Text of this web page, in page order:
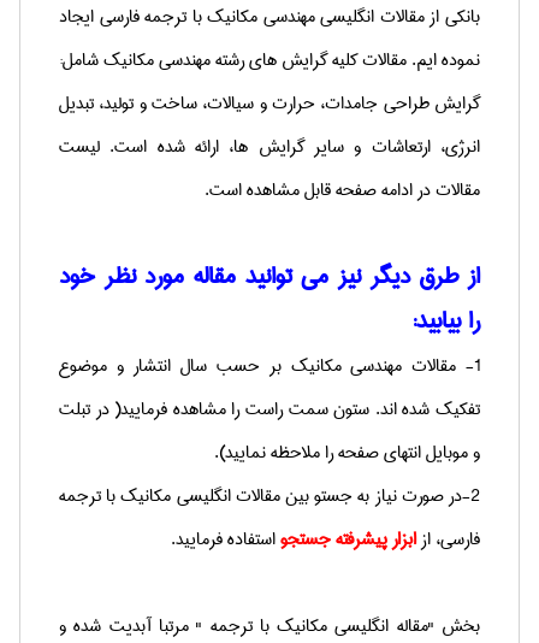
بانکی از مقالات انگلیسی مهندسی مکانیک با ترجمه فارسی ایجاد
نموده ایم. مقالات کلیه گرایش های رشته مهندسی مکانیک شامل:
گرایش طراحی جامدات، حرارت و سیالات، ساخت و تولید،تبدیل
انرژی، ارتعاشات و سایر گرایش ها، ارائه شده است. لیست
مقالات در ادامه صفحه قابل مشاهده است.
از طرق دیگر نیز می توانید مقاله مورد نظر خود
را بیابید:
1- مقالات مهندسی مکانیک بر حسب سال انتشار و موضوع
تفکیک شده اند. ستون سمت راست را مشاهده فرمایید( در تبلت
و موبایل انتهای صفحه را ملاحظه نمایید).
2-در صورت نیاز به جستو بین مقالات انگلیسی مکانیک با ترجمه
فارسی، ازابزار پیشرفته جستجواستفاده فرمایید.
بخش "مقاله انگلیسی مکانیک با ترجمه " مرتبا آبدیت شده و